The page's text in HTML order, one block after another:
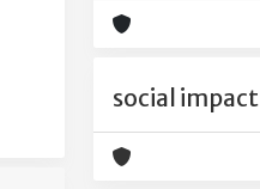
social impact